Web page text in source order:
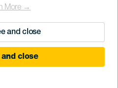
More →
and close
close